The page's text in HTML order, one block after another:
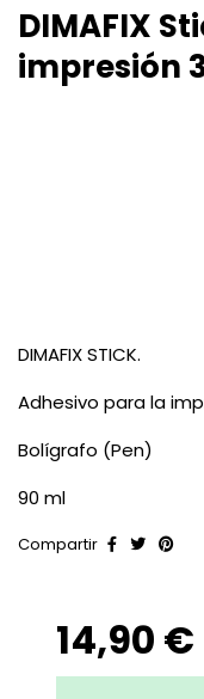
DIMAFIX
impresión
DIMAFIX STICK.
Adhesivo para la
Bolígrafo (Pen)
90 ml
Compartir
14,90 €